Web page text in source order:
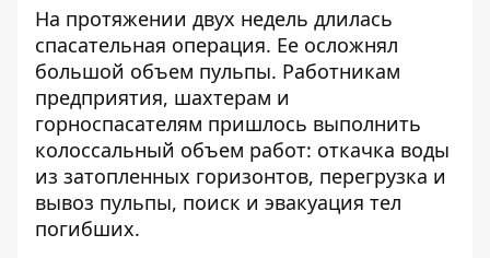
На протяжении двух недель длилась
спасательная операция. Ее осложнял
большой объем пульпы. Работникам
предприятия, шахтерам и
горноспасателям пришлось выполнить
колоссальный объем работ: откачка воды
из затопленных горизонтов, перегрузка и
вывоз пульпы, поиск и эвакуация тел
погибших.